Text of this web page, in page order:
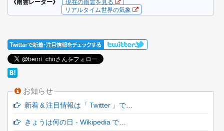
お知らせ
新着 & 注目情報は「 Twitter 」で…
きょうは何の日 - Wikipedia で…